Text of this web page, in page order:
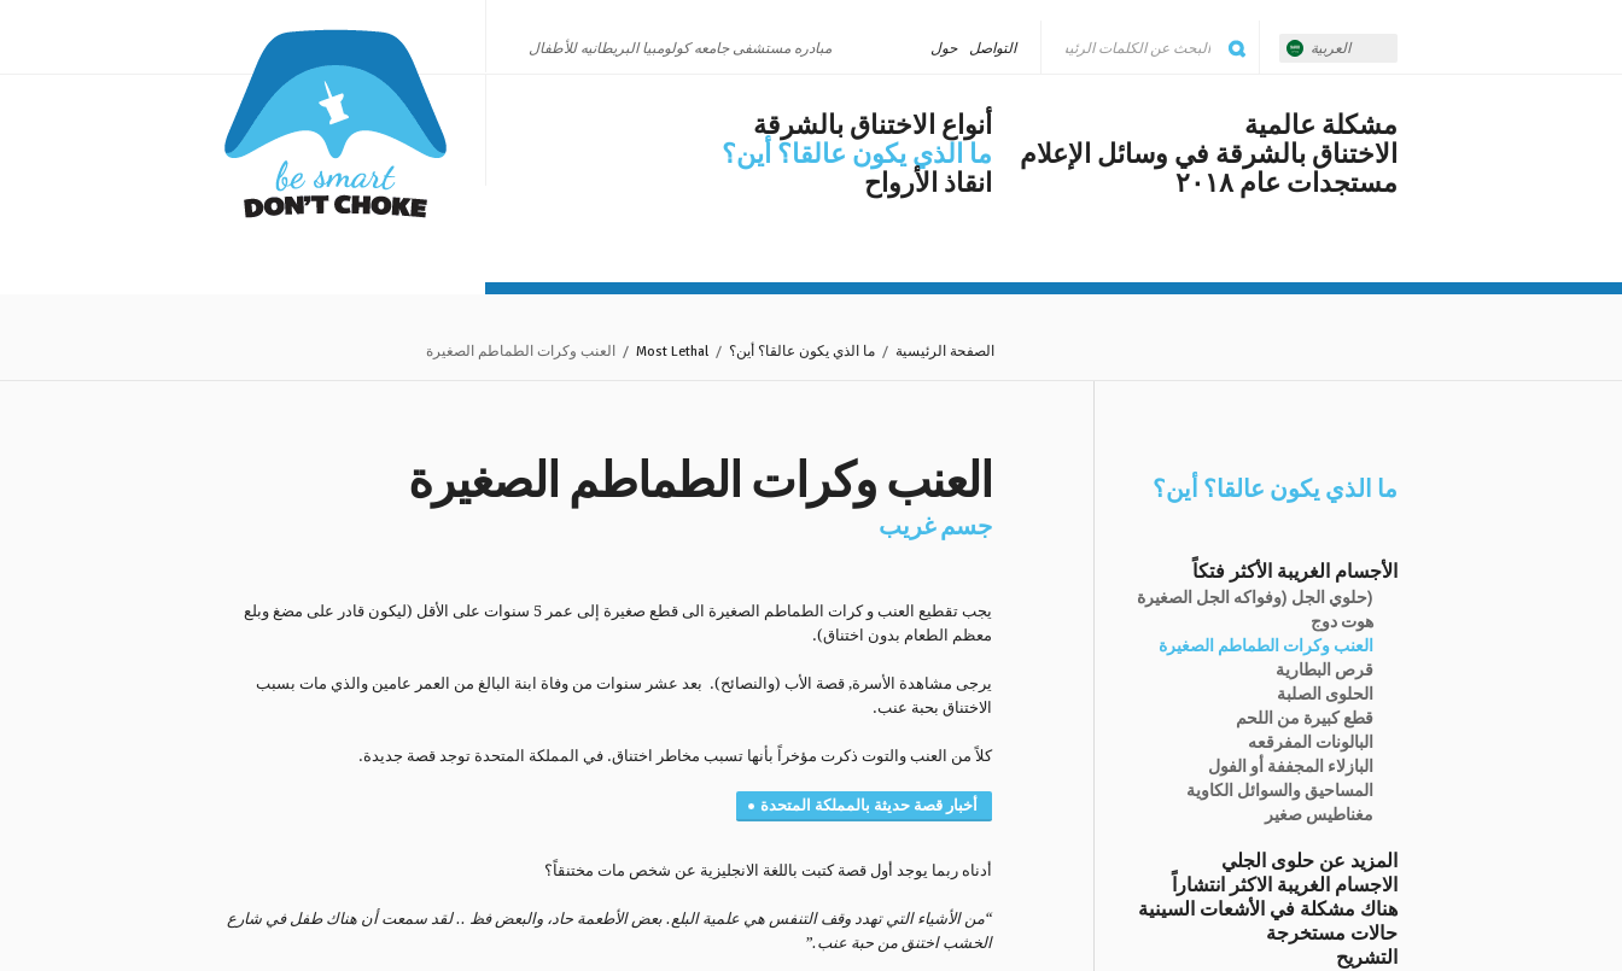
مبادره مستشفى جامعه كولومبيا البريطانيه للأطفال العربية التواصل حول
أنواع الاختناق بالشرقة
ما الذي يكون عالقا؟ أين؟
انقاذ الأرواح
مشكلة عالمية
الاختناق بالشرقة في وسائل الإعلام
مستجدات عام ٢٠١٨
الصفحة الرئيسية / ما الذي يكون عالقا؟ أين؟ /
Most Lethal / العنب وكرات الطماطم الصغيرة
العنب وكرات الطماطم الصغيرة
جسم غريب
يجب تقطيع العنب و كرات الطماطم الصغيرة الى قطع صغيرة إلى عمر 5 سنوات على الأقل (ليكون قادر على مضغ وبلع
معظم الطعام بدون اختناق).
يرجى مشاهدة الأسرة, قصة الأب (والنصائح). بعد عشر سنوات من وفاة ابنة البالغ من العمر عامين والذي مات بسبب
الاختناق بحبة عنب.
كلاً من العنب والتوت ذكرت مؤخراً بأنها تسبب مخاطر اختناق. في المملكة المتحدة توجد قصة جديدة.
أخبار قصة حديثة بالمملكة المتحدة
أدناه ربما يوجد أول قصة كتبت باللغة الانجليزية عن شخص مات مختنقاً؟
“من الأشياء التي تهدد وقف التنفس هي علمية البلع. بعض الأطعمة حاد، والبعض فظ .. لقد سمعت أن هناك طفل في شارع
الخشب اختنق من حبة عنب.”
ما الذي يكون عالقا؟ أين؟
الأجسام الغريبة الأكثر فتكاً
(حلوي الجل (وفواكه الجل الصغيرة
هوت دوج
العنب وكرات الطماطم الصغيرة
قرص البطارية
الحلوى الصلبة
قطع كبيرة من اللحم
البالونات المفرقعه
البازلاء المجففة أو الفول
المساحيق والسوائل الكاوية
مغناطيس صغير
المزيد عن حلوى الجلي
الاجسام الغريبة الاكثر انتشاراً
هناك مشكلة في الأشعات السينية
حالات مستخرجة
التشريح